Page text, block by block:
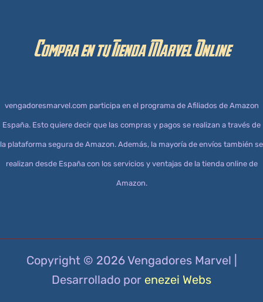
Compra en tu Tienda Marvel Online
vengadoresmarvel.com participa en el programa de Afiliados de Amazon
España. Esto quiere decir que las compras y pagos se realizan a través de
la plataforma segura de Amazon. Además, la mayoría de envíos también se
realizan desde España con los servicios y ventajas de la tienda online de
Amazon.
Copyright © 2026 Vengadores Marvel |
Desarrollado por enezei Webs